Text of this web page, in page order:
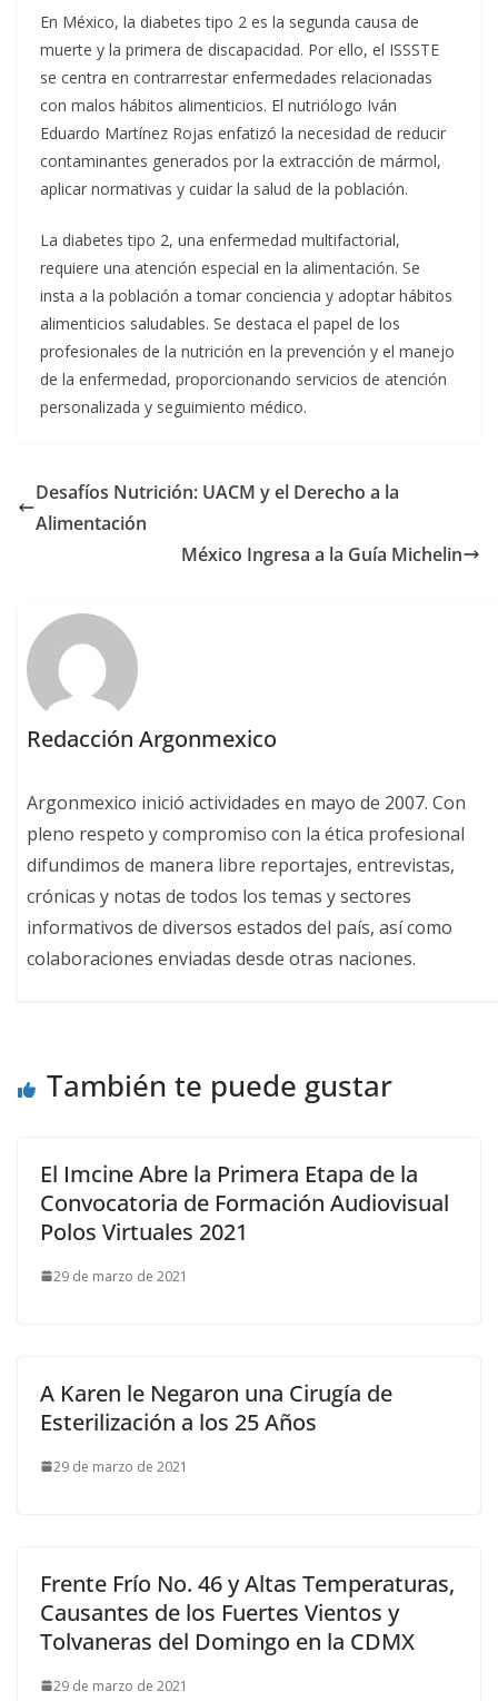
En México, la diabetes tipo 2 es la segunda causa de
muerte y la primera de discapacidad. Por ello, el ISSSTE
se centra en contrarrestar enfermedades relacionadas
con malos hábitos alimenticios. El nutriólogo Iván
Eduardo Martínez Rojas enfatizó la necesidad de reducir
contaminantes generados por la extracción de mármol,
aplicar normativas y cuidar la salud de la población.
La diabetes tipo 2, una enfermedad multifactorial,
requiere una atención especial en la alimentación. Se
insta a la población a tomar conciencia y adoptar hábitos
alimenticios saludables. Se destaca el papel de los
profesionales de la nutrición en la prevención y el manejo
de la enfermedad, proporcionando servicios de atención
personalizada y seguimiento médico.
Desafíos Nutrición: UACM y el Derecho a la
Alimentación
México Ingresa a la Guía Michelin
Redacción Argonmexico
Argonmexico inició actividades en mayo de 2007. Con
pleno respeto y compromiso con la ética profesional
difundimos de manera libre reportajes, entrevistas,
crónicas y notas de todos los temas y sectores
informativos de diversos estados del país, así como
colaboraciones enviadas desde otras naciones.
También te puede gustar
El Imcine Abre la Primera Etapa de la
Convocatoria de Formación Audiovisual
Polos Virtuales 2021
29 de marzo de 2021
A Karen le Negaron una Cirugía de
Esterilización a los 25 Años
29 de marzo de 2021
Frente Frío No. 46 y Altas Temperaturas,
Causantes de los Fuertes Vientos y
Tolvaneras del Domingo en la CDMX
29 de marzo de 2021